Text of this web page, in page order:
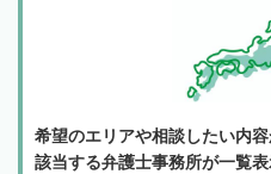
希望のエリアや相談したい内
該当する弁護士事務所が一覧